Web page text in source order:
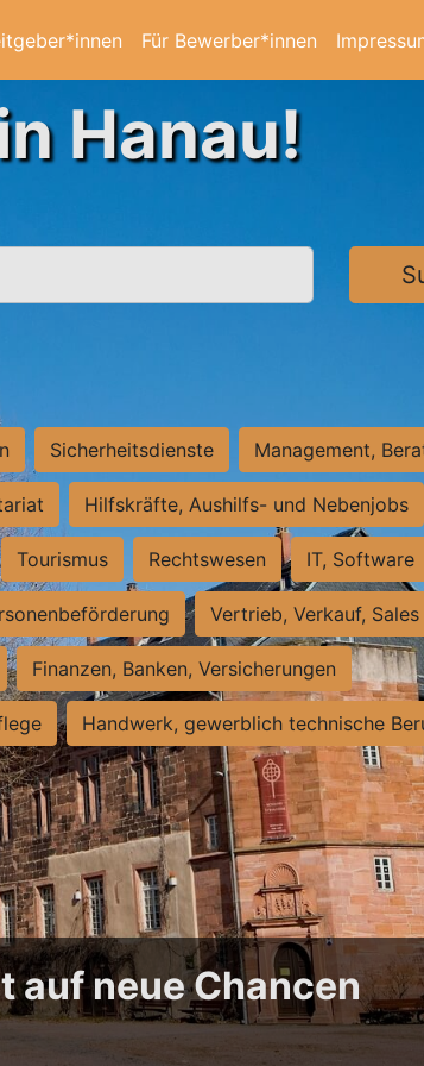
Für Bewerber*innen
Hanau!
Sicherheitsdienste Management,
Hilfskräfte, Aushilfs- und Nebenjobs
Tourismus Rechtswesen IT, Software
Vertrieb, Verkauf, Sales
Finanzen, Banken, Versicherungen
Handwerk, gewerblich technische
auf neue Chancen